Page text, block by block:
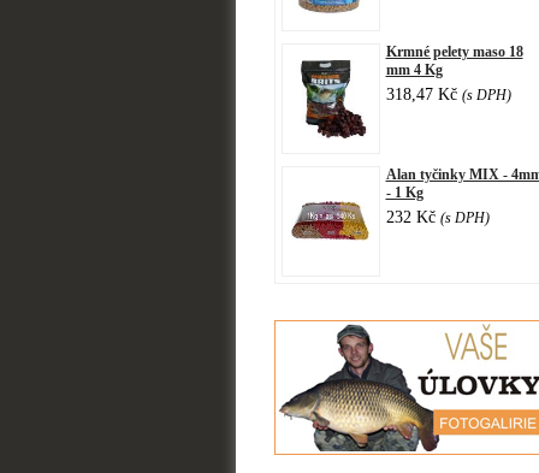
Krmné pelety maso 18
mm 4 Kg
318,47 Kč (s DPH)
Alan tyčinky MIX -
- 1 Kg
232 Kč (s DPH)